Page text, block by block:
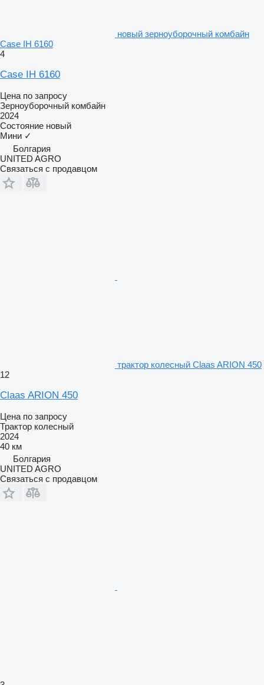
новый зерноуборочный комбайн
Case IH 6160
4
Case IH 6160
Цена по запросу
Зерноуборочный комбайн
2024
Состояние новый
Мини ✓
Болгария
UNITED AGRO
Связаться с продавцом
трактор колесный Claas ARION 450
12
Claas ARION 450
Цена по запросу
Трактор колесный
2024
40 км
Болгария
UNITED AGRO
Связаться с продавцом